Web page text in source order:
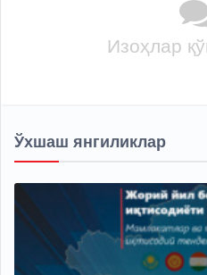
Изоҳлар
Ўхшаш янгиликлар